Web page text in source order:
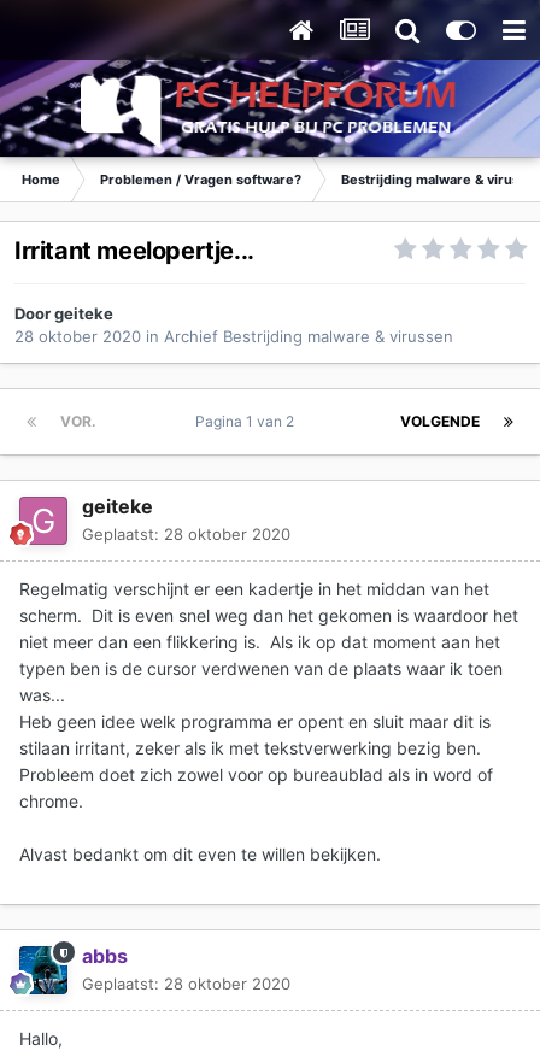
Home Problemen / Vragen software? Bestrijding malware &
Irritant meelopertje...
Doorgeiteke
28 oktober 2020 in Archief Bestrijding malware & virussen
VOR. VOLGENDE
Pagina 1 van 2
geiteke
Geplaatst: 28 oktober 2020
Regelmatig verschijnt er een kadertje in het middan van het
scherm. Dit is even snel weg dan het gekomen is waardoor het
niet meer dan een flikkering is. Als ik op dat moment aan het
typen ben is de cursor verdwenen van de plaats waar ik toen
was...
Heb geen idee welk programma er opent en sluit maar dit is
stilaan irritant, zeker als ik met tekstverwerking bezig ben.
Probleem doet zich zowel voor op bureaublad als in word of
chrome.
Alvast bedankt om dit even te willen bekijken.
abbs
Geplaatst: 28 oktober 2020
Hallo,